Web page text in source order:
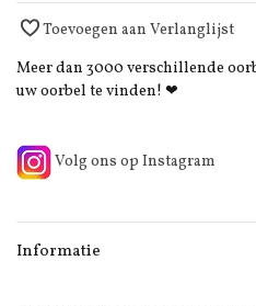
Toevoegen aan Verlanglijst
Meer dan 3000 verschillende
uw oorbel te vinden! ❤
Volg ons op Instagram
Informatie